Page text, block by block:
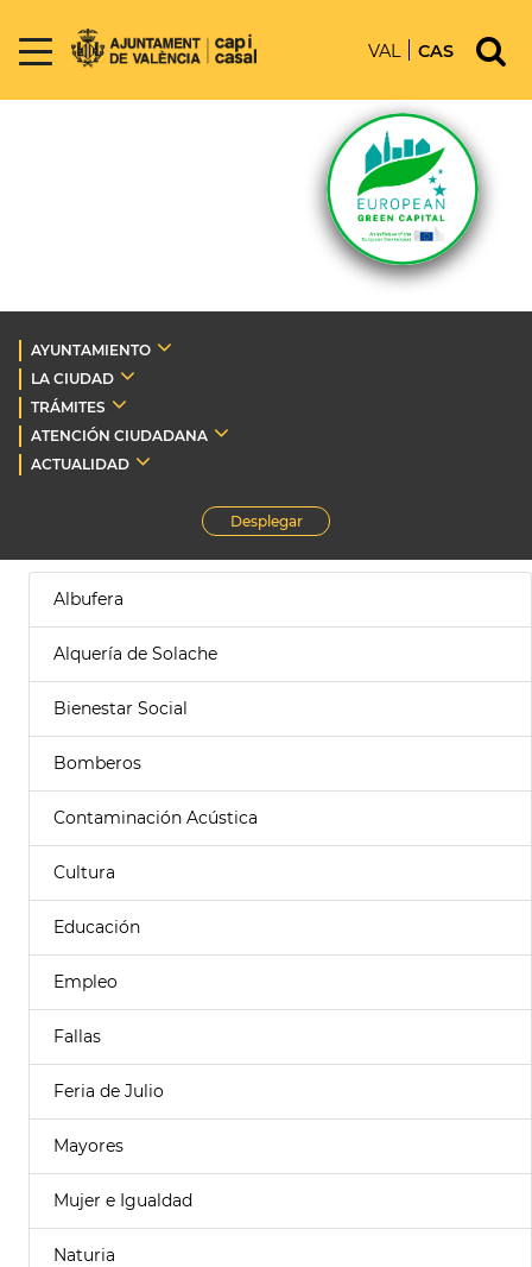
VAL CAS
AYUNTAMIENTO
LA CIUDAD
TRÁMITES
ATENCIÓN CIUDADANA
ACTUALIDAD
Desplegar
Albufera
Alquería de Solache
Bienestar Social
Bomberos
Contaminación Acústica
Cultura
Educación
Empleo
Fallas
Feria de Julio
Mayores
Mujer e Igualdad
Naturia